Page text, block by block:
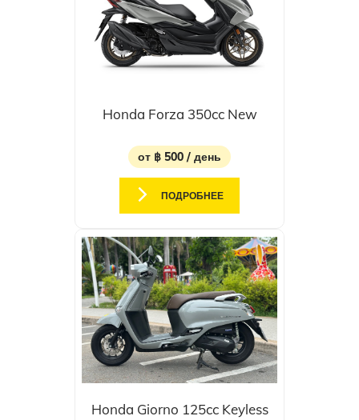
Honda Forza 350cc New
от ฿ 500 / день
ПОДРОБНЕЕ
Honda Giorno 125cc Keyless